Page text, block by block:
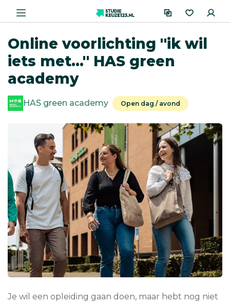
Online voorlichting ''ik wil
iets met...'' HAS green
academy
HAS green academy Open dag / avond
Je wil een opleiding gaan doen, maar hebt nog niet